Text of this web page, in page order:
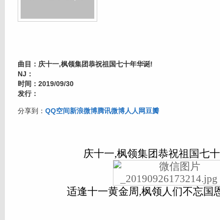
曲目：庆十一,枫领集团恭祝祖国七十年华诞!
NJ：
时间：2019/09/30
发行：
分享到： QQ空间新浪微博腾讯微博人人网豆瓣
庆十一,枫领集团恭祝祖国七
适逢十一黄金周,枫领人们不忘国